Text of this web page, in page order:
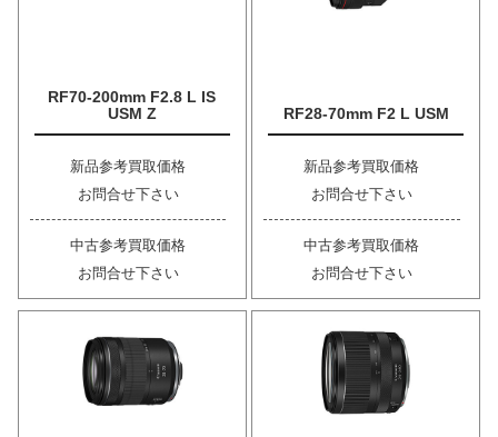
RF70-200mm F2.8 L IS
USM Z
新品参考買取価格
お問合せ下さい
中古参考買取価格
お問合せ下さい
RF28-70mm F2 L USM
新品参考買取価格
お問合せ下さい
中古参考買取価格
お問合せ下さい